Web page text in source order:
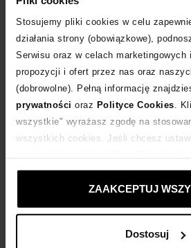
Stosujemy pliki cookies w celu
działania strony (obowiązkowe),
Serwisu oraz w celach marketingowych
propozycji i ofert przez nas oraz
(dobrowolne). Pełną informację
prywatności oraz Polityce Cookies .
wszystkie" wyrażasz zgodę na
wszystkich cookies. Jeśli chcesz
ustawienia prywatności.
ZAAKCEPTUJ
Dostosuj
DODAJ DO
Dostawa
14 dni na zwrot towaru
+1120 punktów zyskujesz w Klubie
Kup teraz, Zapłać później!